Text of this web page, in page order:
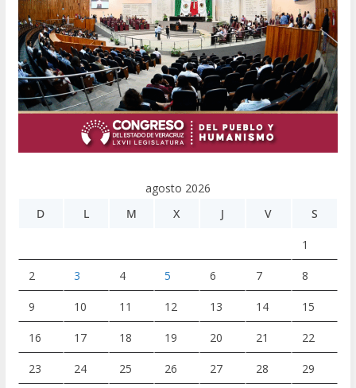
agosto 2026
D
L M X J V S
1
2 3 4 5 6 7 8
9 10 11 12 13 14 15
16 17 18 19 20 21 22
23 24 25 26 27 28 29